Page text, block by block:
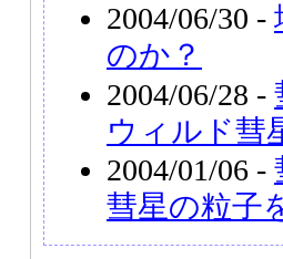
2004/06/30 -
のか？
2004/06/28 -
ウィルド彗
2004/01/06 -
彗星の粒子